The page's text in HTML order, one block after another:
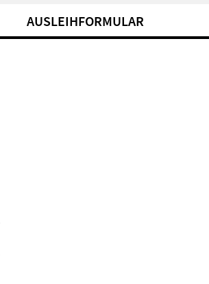
AUSLEIHFORMULAR